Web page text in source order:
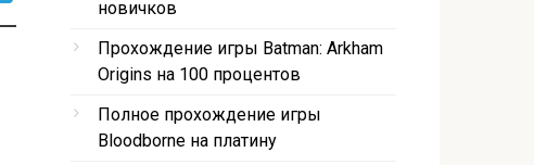
новичков
Прохождение игры Batman: Arkham
Origins на 100 процентов
Полное прохождение игры
Bloodborne на платину